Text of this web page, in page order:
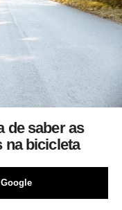
de saber as
na bicicleta